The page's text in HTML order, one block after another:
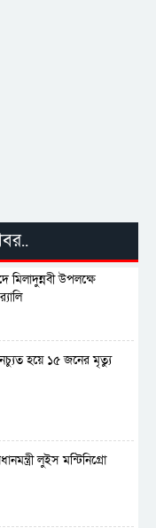
অক্ষুণ্ন রাখতে সবসময়
মিলাদুন্নবী উপলক্ষে
হয়ে ১৫ জনের মৃত্যু
লুইস মন্টিনিগ্রো